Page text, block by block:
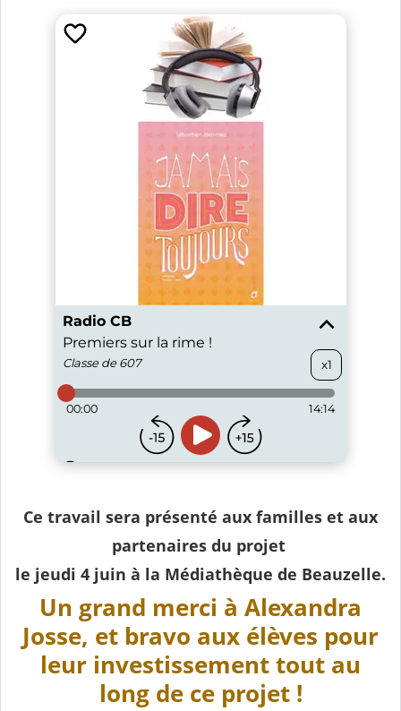
Ce travail sera présenté aux familles et aux
partenaires du projet
le jeudi 4 juin à la Médiathèque de Beauzelle.
Un grand merci à Alexandra
Josse, et bravo aux élèves pour
leur investissement tout au
long de ce projet !